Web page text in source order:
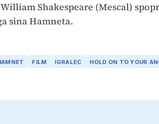
Shakespeare (Mescal)
sina Hamneta.
FILM IGRALEC HOLD ON TO YOUR